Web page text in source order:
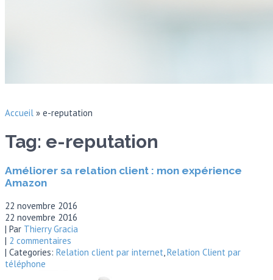
Accueil » e-reputation
Tag: e-reputation
Améliorer sa relation client : mon expérience
Amazon
22 novembre 2016
22 novembre 2016
| Par Thierry Gracia
| 2 commentaires
| Categories: Relation client par internet Relation Client par
téléphone